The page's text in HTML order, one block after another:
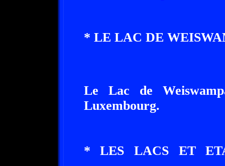
* LE LAC DE
Le Lac de
Luxembourg.
* LES LACS ET